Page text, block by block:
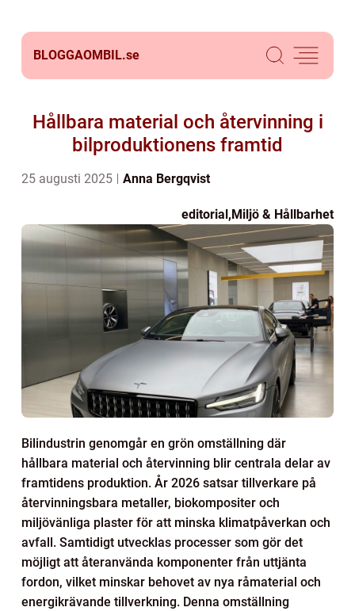
BLOGGAOMBIL.se
Hållbara material och återvinning i
bilproduktionens framtid
25 augusti 2025 Anna Bergqvist
editorial,Miljö & Hållbarhet
Bilindustrin genomgår en grön omställning där
hållbara material och återvinning blir centrala delar av
framtidens produktion. År 2026 satsar tillverkare på
återvinningsbara metaller, biokompositer och
miljövänliga plaster för att minska klimatpåverkan och
avfall. Samtidigt utvecklas processer som gör det
möjligt att återanvända komponenter från uttjänta
fordon, vilket minskar behovet av nya råmaterial och
energikrävande tillverkning. Denna omställning